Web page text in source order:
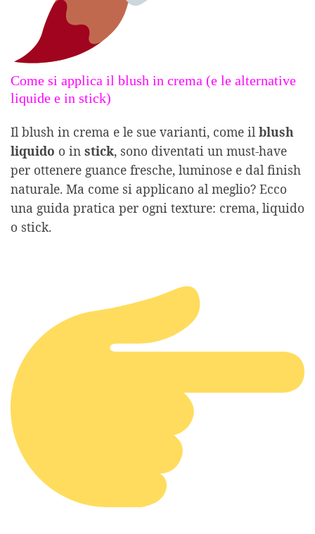
Come si applica il blush in crema (e le alternative
liquide e in stick)
Il blush in crema e le sue varianti, come il blush
liquido o in stick, sono diventati un must-have
per ottenere guance fresche, luminose e dal finish
naturale. Ma come si applicano al meglio? Ecco
una guida pratica per ogni texture: crema, liquido
o stick.